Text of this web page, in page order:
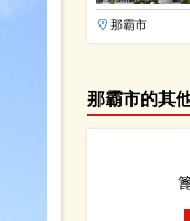
那霸市
那霸市的其